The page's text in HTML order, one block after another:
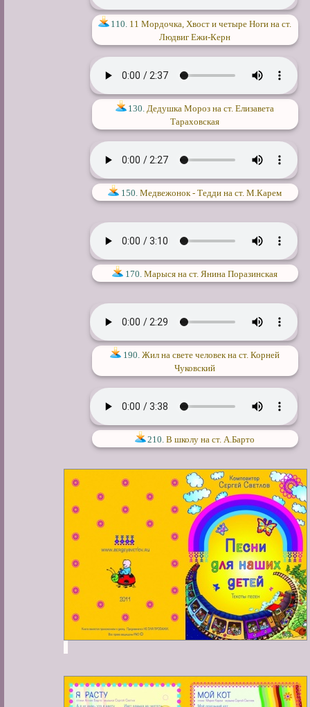
110. 11 Мордочка, Хвост и четыре Ноги на ст.
Людвиг Ежи-Керн
130.Дедушка Мороз на ст. Елизавета
Тараховская
150. Медвежонок - Тедди на ст. М.Карем
170. Марыся на ст. Янина Поразинская
190. Жил на свете человек на ст. Корней
Чуковский
210.В школу на ст. А.Барто